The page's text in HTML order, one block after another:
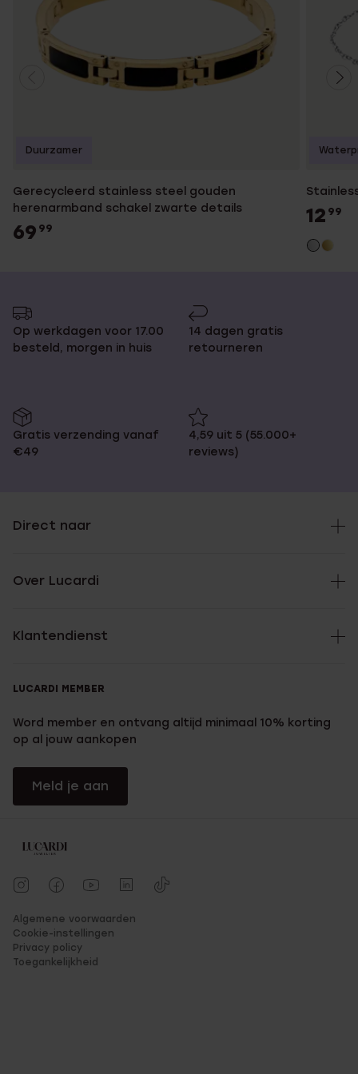
Gerecycleerd stainless steel gouden
herenarmband schakel zwarte details
69 99
Duurzamer
12 99
Op werkdagen voor 17.00
besteld, morgen in huis
14 dagen gratis
retourneren
Gratis verzending vanaf
€49
4,59 uit 5 (55.000+
reviews)
Direct naar
Over Lucardi
Klantendienst
LUCARDI MEMBER
Word member en ontvang altijd minimaal 10% korting
op al jouw aankopen
Meld je aan
Algemene voorwaarden
Cookie-instellingen
Privacy policy
Toegankelijkheid